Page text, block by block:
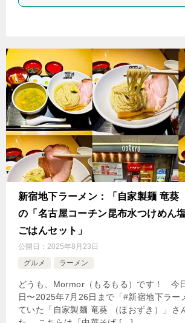
新宿地下ラーメン：「自家製麺 竜葵
の「名古屋コーチン昆布水つけめん
ごはんセット」
公開日： 2025年8月23日
グルメ
ラーメン
どうも、Mormor（もるもる）です！ 今
日〜2025年7月26日まで「#新宿地下ラー
ていた「自家製麺 竜葵 （ほおずき）」さ